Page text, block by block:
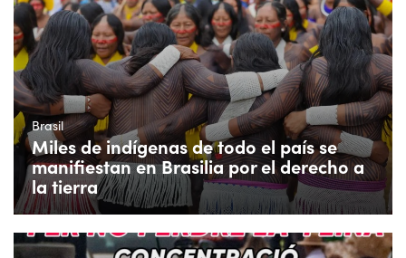
Brasil
Miles de indígenas de todo el país se
manifiestan en Brasilia por el derecho a
la tierra